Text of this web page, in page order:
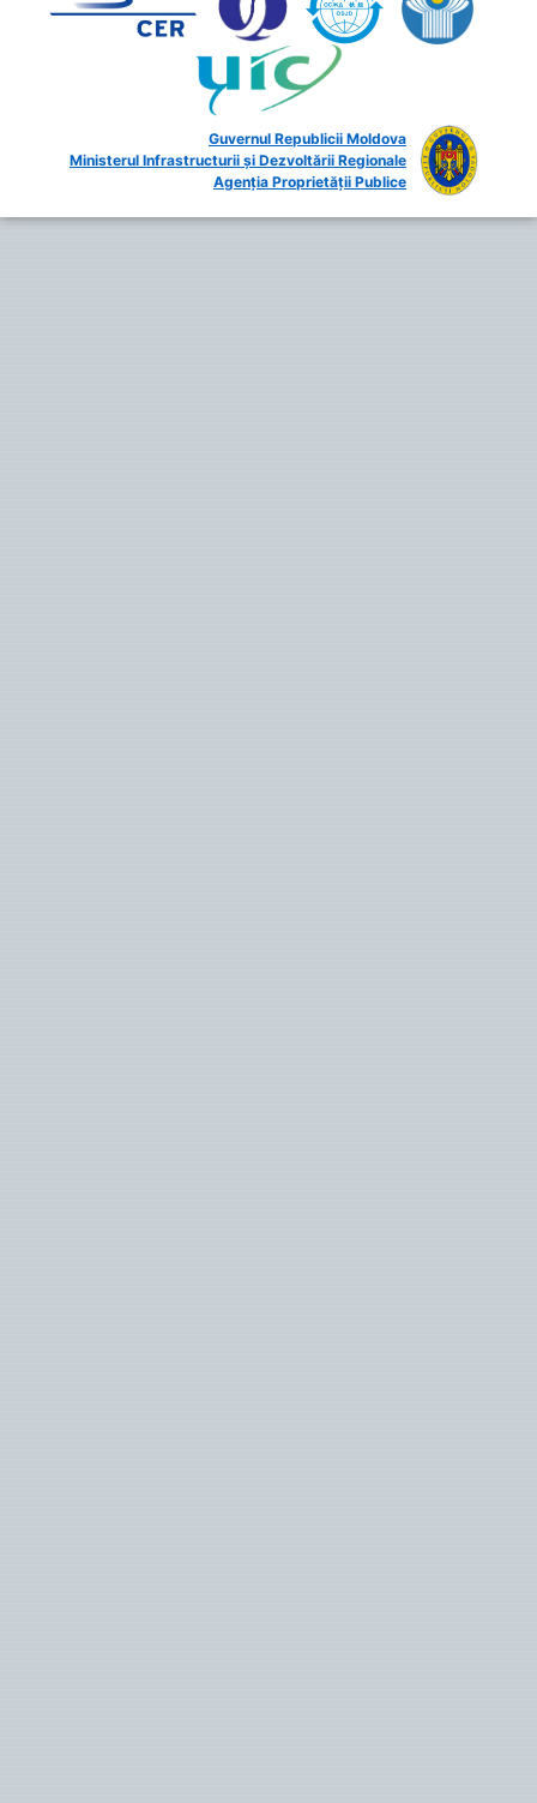
Guvernul Republicii Moldova
Ministerul Infrastructurii și Dezvoltării Regionale
Agenția Proprietății Publice